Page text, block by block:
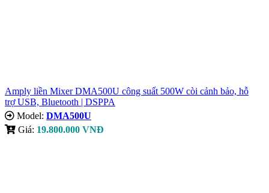
Amply liền Mixer DMA500U công suất 500W còi cảnh bảo, hỗ
trợ USB, Bluetooth | DSPPA
Model: DMA500U
Giá: 19.800.000 VNĐ